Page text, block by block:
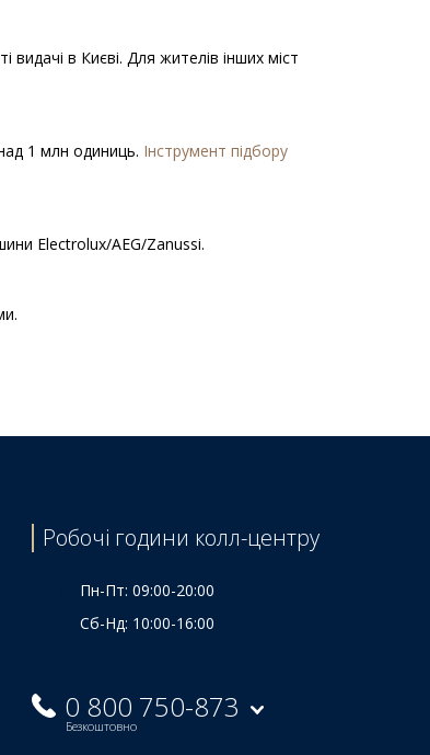
в Києві. Для жителів інших міст
1 млн одиниць. Інструмент підбору
Electrolux/AEG/Zanussi.
3195 ₴
Робочі години колл-центру
Пн-Пт: 09:00-20:00
Сб-Нд: 10:00-16:00
0 800 750-873
Безкоштовно